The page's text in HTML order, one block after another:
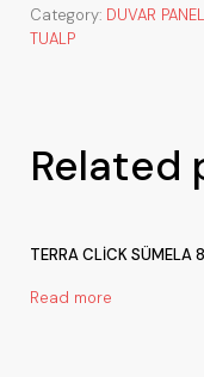
Category: DUVAR
TUALP
Related
TERRA CLİCK SÜMELA
Read more